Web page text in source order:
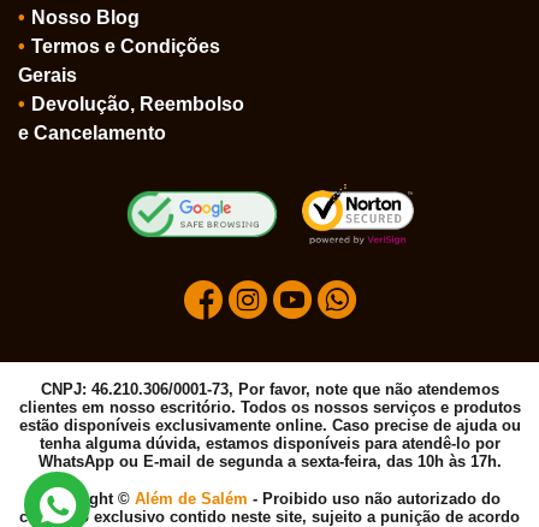
Nosso Blog
Termos e Condições
Gerais
Devolução, Reembolso
e Cancelamento
CNPJ: 46.210.306/0001-73, Por favor, note que não atendemos
clientes em nosso escritório. Todos os nossos serviços e produtos
estão disponíveis exclusivamente online. Caso precise de ajuda ou
tenha alguma dúvida, estamos disponíveis para atendê-lo por
WhatsApp ou E-mail de segunda a sexta-feira, das 10h às 17h.
Copyright © Além de Salém - Proibido uso não autorizado do
conteúdo exclusivo contido neste site, sujeito a punição de acordo